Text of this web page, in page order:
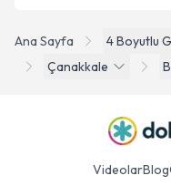
Ana Sayfa
4 Boyutlu
Çanakkale
VideolarBlog